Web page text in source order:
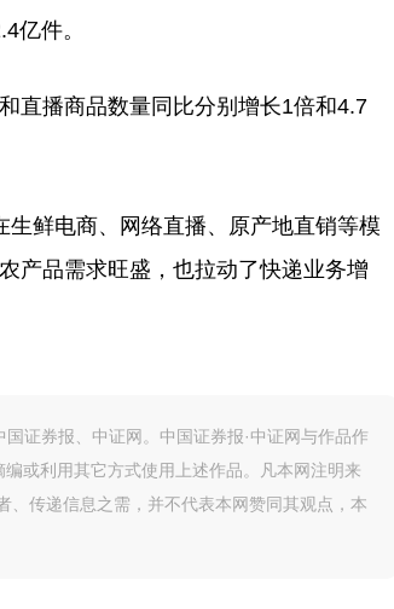
亿件。
播商品数量同比分别增长1倍和4.7
鲜电商、网络直播、原产地直销等模
产品需求旺盛，也拉动了快递业务增
证券报、中证网。中国证券报·中证网与作品作
或利用其它方式使用上述作品。凡本网注明来
、传递信息之需，并不代表本网赞同其观点，本